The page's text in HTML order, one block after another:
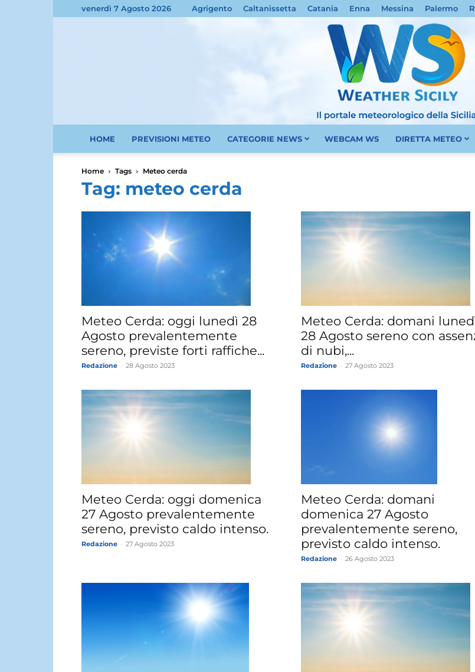
venerdì 7 Agosto 2026 Agrigento Caltanissetta Catania Enna Messina Palermo
Weather
HOME PREVISIONI METEO CATEGORIE NEWS WEBCAM WS DIRETTA METEO
Home Tags Meteo cerda
Tag: meteo cerda
Meteo Cerda: oggi lunedì 28
Agosto prevalentemente
sereno, previste forti raffiche...
Redazione 28 Agosto 2023
Meteo Cerda: domani
28 Agosto sereno con
di nubi,...
Redazione 27 Agosto 2023
Meteo Cerda: oggi domenica
27 Agosto prevalentemente
sereno, previsto caldo intenso.
Redazione 27 Agosto 2023
Meteo Cerda: domani
domenica 27 Agosto
prevalentemente sereno,
previsto caldo intenso.
Redazione 26 Agosto 2023